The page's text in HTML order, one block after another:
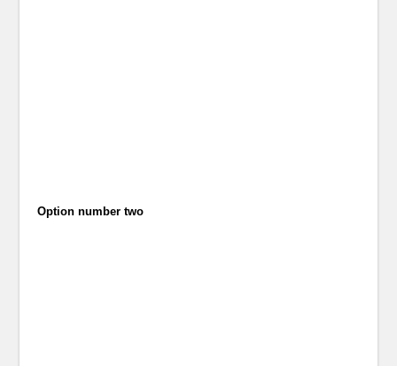
Option number two